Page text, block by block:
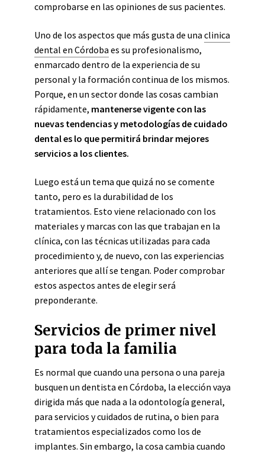
comprobarse en las opiniones de sus pacientes.
Uno de los aspectos que más gusta de una clinica
dental en Córdoba es su profesionalismo,
enmarcado dentro de la experiencia de su
personal y la formación continua de los mismos.
Porque, en un sector donde las cosas cambian
rápidamente, mantenerse vigente con las
nuevas tendencias y metodologías de cuidado
dental es lo que permitirá brindar mejores
servicios a los clientes.
Luego está un tema que quizá no se comente
tanto, pero es la durabilidad de los
tratamientos. Esto viene relacionado con los
materiales y marcas con las que trabajan en la
clínica, con las técnicas utilizadas para cada
procedimiento y, de nuevo, con las experiencias
anteriores que allí se tengan. Poder comprobar
estos aspectos antes de elegir será
preponderante.
Servicios de primer nivel
para toda la familia
Es normal que cuando una persona o una pareja
busquen un dentista en Córdoba, la elección vaya
dirigida más que nada a la odontología general,
para servicios y cuidados de rutina, o bien para
tratamientos especializados como los de
implantes. Sin embargo, la cosa cambia cuando